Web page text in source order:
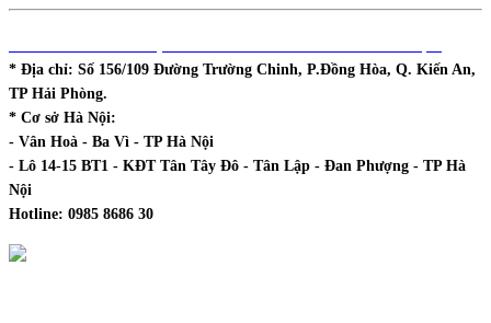
* Địa chỉ: Số 156/109 Đường Trường Chinh, P.Đồng Hòa, Q. Kiến An,
TP Hải Phòng.
* Cơ sở Hà Nội:
- Vân Hoà - Ba Vì - TP Hà Nội
- Lô 14-15 BT1 - KĐT Tân Tây Đô - Tân Lập - Đan Phượng - TP Hà
Nội
Hotline: 0985 8686 30